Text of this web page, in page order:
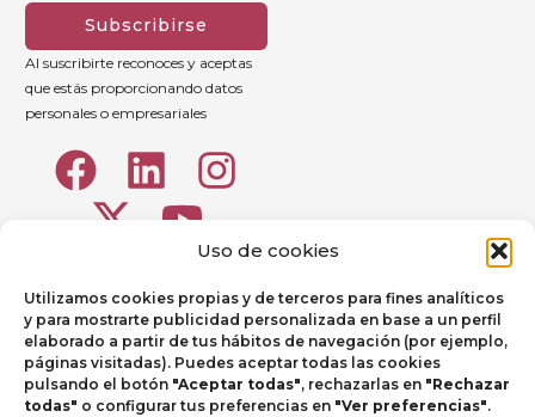
Uso de cookies
Utilizamos cookies propias y de terceros para fines analíticos
y para mostrarte publicidad personalizada en base a un perfil
elaborado a partir de tus hábitos de navegación (por ejemplo,
páginas visitadas). Puedes aceptar todas las cookies
pulsando el botón "Aceptar todas", rechazarlas en "Rechazar
todas" o configurar tus preferencias en "Ver preferencias".
Subscribirse
Al suscribirte reconoces y aceptas
que estás proporcionando datos
personales o empresariales